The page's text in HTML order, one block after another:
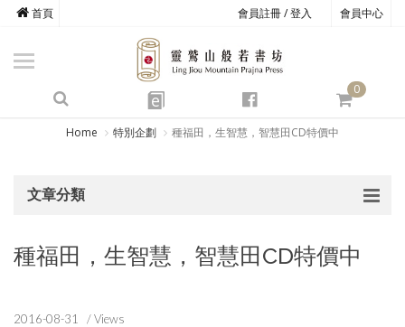
會員註冊 / 登入 會員中心
首頁
e
0
商品總覽
心道書庫
靈鷲叢書
心靈影音
Home 特別企劃 種福田，生智慧，智慧田CD特價中
文章分類
種福田，生智慧，智慧田CD特價中
2016-08-31 / Views